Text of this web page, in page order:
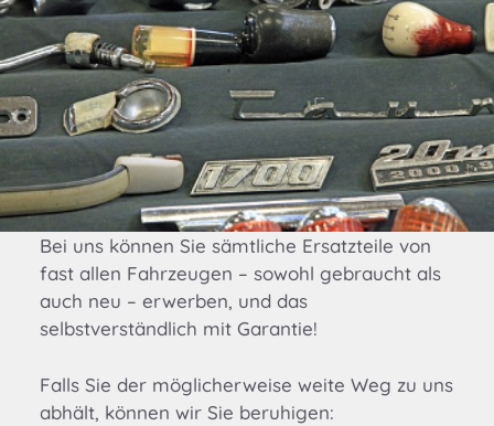
Bei uns können Sie sämtliche Ersatzteile von
fast allen Fahrzeugen – sowohl gebraucht als
auch neu – erwerben, und das
selbstverständlich mit Garantie!
Falls Sie der möglicherweise weite Weg zu uns
abhält, können wir Sie beruhigen: